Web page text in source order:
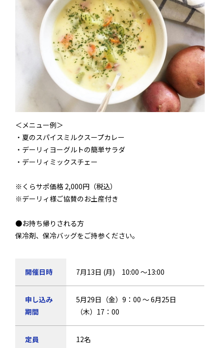
＜メニュー例＞
・夏のスパイスミルクスープカレー
・デーリィヨーグルトの簡単サラダ
・デーリィミックスチェー
※くらサポ価格 2,000円（税込）
※デーリィ様ご協賛のお土産付き
●お持ち帰りされる方
保冷剤、保冷バッグをご持参ください。
開催日時 7月13日 (月) 10:00 ～13:00
申し込み
期間
5月29日（金）9：00 ～ 6月25日
（木）17：00
定員 12名